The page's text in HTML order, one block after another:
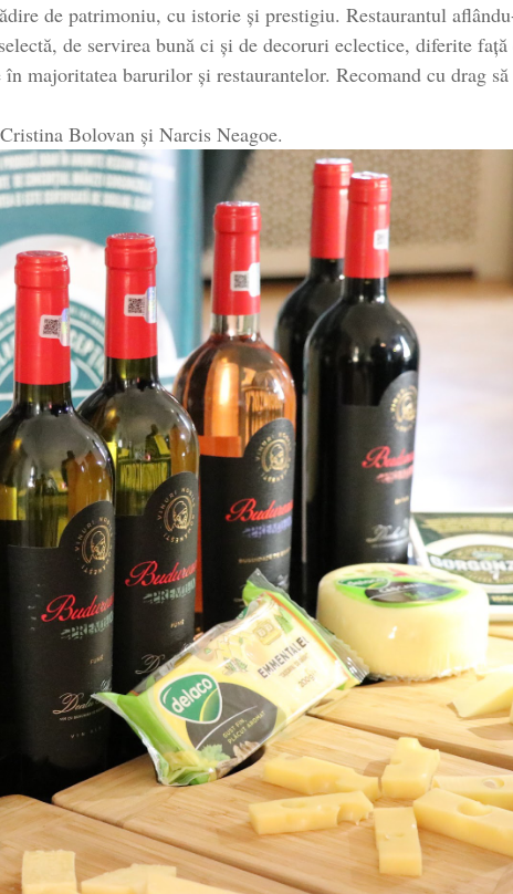
de patrimoniu, cu istorie și prestigiu. Restaurantul
de servirea bună ci și de decoruri eclectice, diferite
majoritatea barurilor și restaurantelor. Recomand cu drag
Bolovan și Narcis Neagoe.